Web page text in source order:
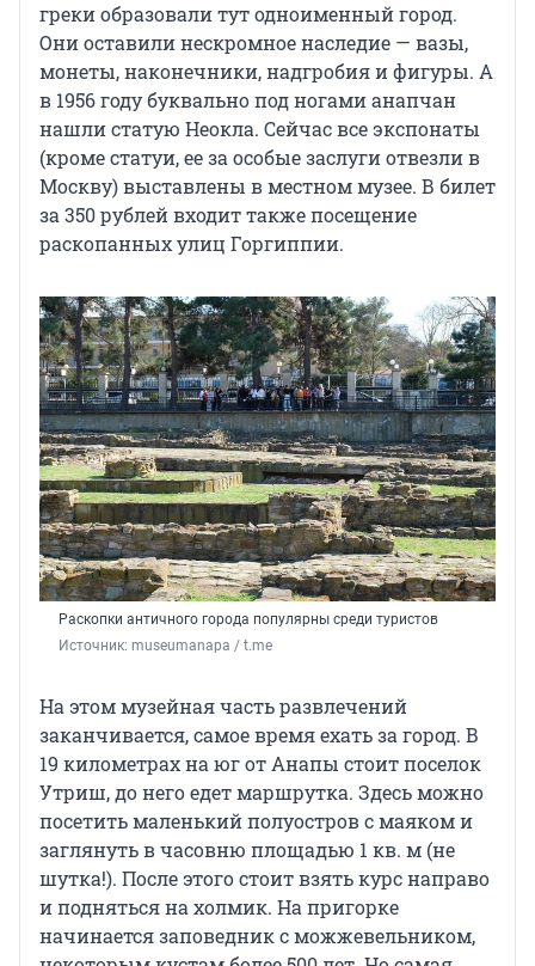
греки образовали тут одноименный город.
Они оставили нескромное наследие — вазы,
монеты, наконечники, надгробия и фигуры. А
в 1956 году буквально под ногами анапчан
нашли статую Неокла. Сейчас все экспонаты
(кроме статуи, ее за особые заслуги отвезли в
Москву) выставлены в местном музее. В билет
за 350 рублей входит также посещение
раскопанных улиц Горгиппии.
Раскопки античного города популярны среди туристов
Источник: museumanapa / t.me
На этом музейная часть развлечений
заканчивается, самое время ехать за город. В
19 километрах на юг от Анапы стоит поселок
Утриш, до него едет маршрутка. Здесь можно
посетить маленький полуостров с маяком и
заглянуть в часовню площадью 1 кв. м (не
шутка!). После этого стоит взять курс направо
и подняться на холмик. На пригорке
начинается заповедник с можжевельником,